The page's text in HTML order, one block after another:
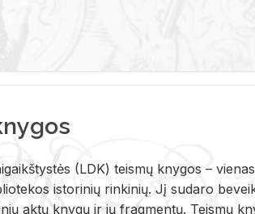
(LDK) teis­mų kny­gos –
is­to­ri­nių rin­ki­nių. Jį su­da­ro
aktų kny­gų ir jų frag­men­tų. Teis­mų